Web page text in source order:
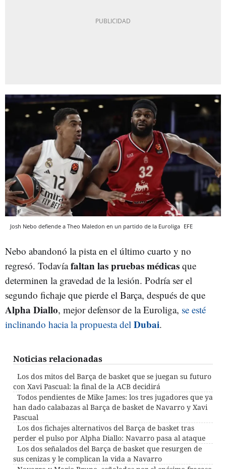
Josh Nebo defiende a Theo Maledon en un partido de la Euroliga EFE
Nebo abandonó la pista en el último cuarto y no
regresó. Todavíafaltan las pruebas médicas que
determinen la gravedad de la lesión. Podría ser el
segundo fichaje que pierde el Barça, después de que
Alpha Diallo, mejor defensor de la Euroliga, se esté
inclinando hacia la propuesta del Dubai.
Noticias relacionadas
Los dos mitos del Barça de basket que se juegan su futuro
con Xavi Pascual: la final de la ACB decidirá
Todos pendientes de Mike James: los tres jugadores que ya
han dado calabazas al Barça de basket de Navarro y Xavi
Pascual
Los dos fichajes alternativos del Barça de basket tras
perder el pulso por Alpha Diallo: Navarro pasa al ataque
Los dos señalados del Barça de basket que resurgen de
sus cenizas y le complican la vida a Navarro